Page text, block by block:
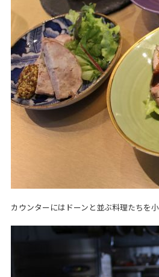
カウンターにはドーンと並ぶ料理たちを